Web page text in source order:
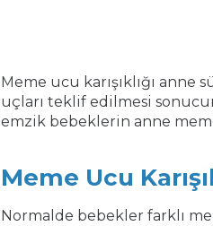
Meme ucu karışıklığı
uçları teklif edilmesi
emzik bebeklerin anne
Meme Ucu
Normalde bebekler farklı